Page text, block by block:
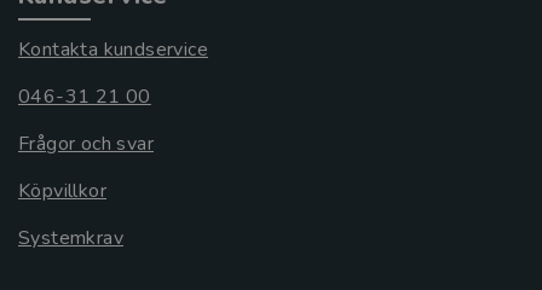
Kontakta kundservice
046-31 21 00
Frågor och svar
Köpvillkor
Systemkrav